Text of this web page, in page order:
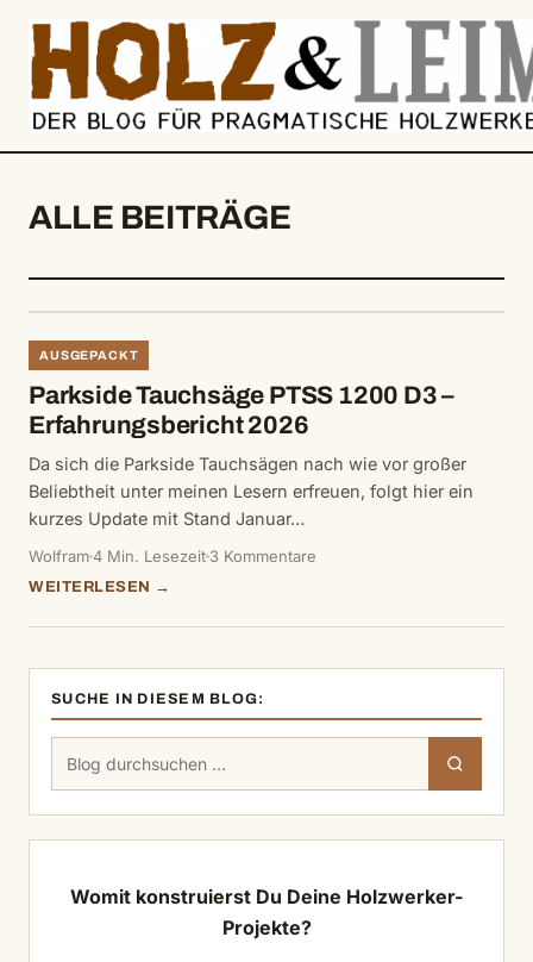
springen
ALLE BEITRÄGE
AUSGEPACKT
Parkside Tauchsäge PTSS 1200 D3 –
Erfahrungsbericht 2026
Da sich die Parkside Tauchsägen nach wie vor großer
Beliebtheit unter meinen Lesern erfreuen, folgt hier ein
kurzes Update mit Stand Januar…
Wolfram4 Min. Lesezeit 3 Kommentare
WEITERLESEN →
SUCHE IN DIESEM BLOG:
Suchen
Womit konstruierst Du Deine Holzwerker-
Projekte?